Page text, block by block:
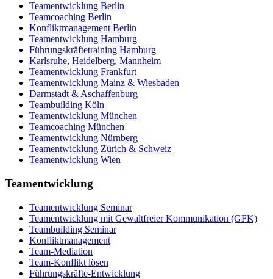
Teamentwicklung Berlin
Teamcoaching Berlin
Konfliktmanagement Berlin
Teamentwicklung Hamburg
Führungskräftetraining Hamburg
Karlsruhe, Heidelberg, Mannheim
Teamentwicklung Frankfurt
Teamentwicklung Mainz & Wiesbaden
Darmstadt & Aschaffenburg
Teambuilding Köln
Teamentwicklung München
Teamcoaching München
Teamentwicklung Nürnberg
Teamentwicklung Zürich & Schweiz
Teamentwicklung Wien
Teamentwicklung
Teamentwicklung Seminar
Teamentwicklung mit Gewaltfreier Kommunikation (GFK)
Teambuilding Seminar
Konfliktmanagement
Team-Mediation
Team-Konflikt lösen
Führungskräfte-Entwicklung